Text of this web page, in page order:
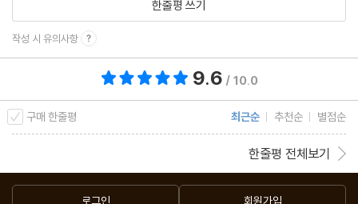
한줄평 쓰기
작성 시 유의사항
9.6 / 10.0
구매 한줄평 최근순 추천순 별점순
한줄평 전체보기
로그인 회원가입